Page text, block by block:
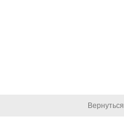
Вернуться